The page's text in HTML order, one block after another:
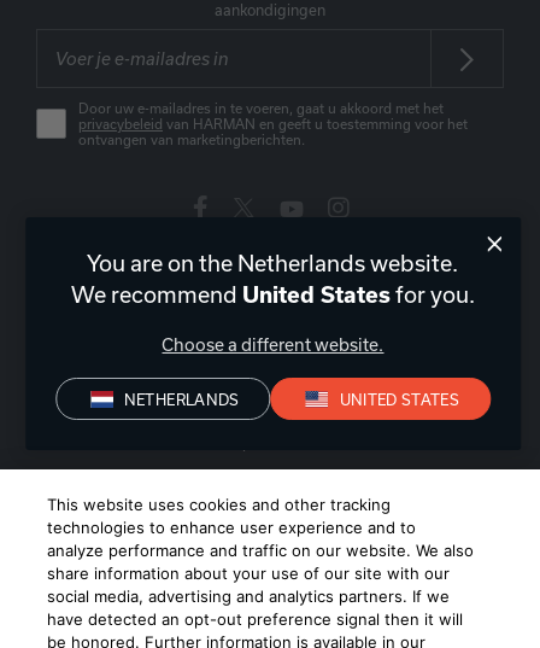
aankondigingen
Door uw e-mailadres in te voeren, gaat u akkoord met het
privacybeleid van HARMAN en geeft u toestemming voor het
ontvangen van marketingberichten.
Nederland|NL
Conformiteitsverklaring
You are on the Netherlands website.
We recommend United Statesfor you.
Choose a different website.
NETHERLANDS UNITED STATES
This website uses cookies and other tracking
technologies to enhance user experience and to
analyze performance and traffic on our website. We also
share information about your use of our site with our
social media, advertising and analytics partners. If we
have detected an opt-out preference signal then it will
be honored. Further information is available in our